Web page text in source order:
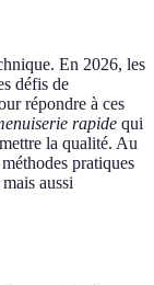
En 2026, les
défis de
répondre à ces
rapide qui
la qualité. Au
pratiques
aussi